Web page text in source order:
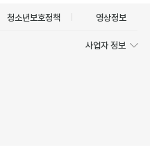
청소년보호정책 영상정보
사업자 정보